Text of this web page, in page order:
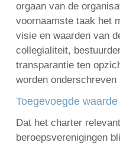
orgaan van de
voornaamste taak het
visie en waarden van
collegialiteit,
transparantie ten
worden onderschreven
Toegevoegde waarde
Dat het charter
beroepsverenigingen